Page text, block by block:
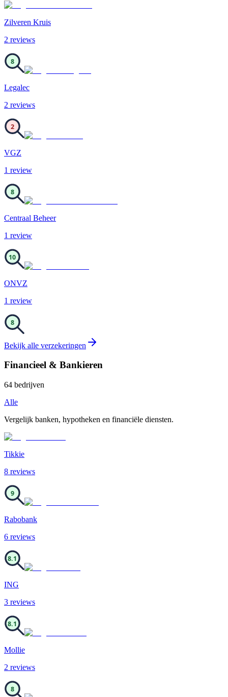
Zilveren Kruis
2 reviews
8
Legalec
2 reviews
2
VGZ
1 review
8
Centraal Beheer
1 review
10
ONVZ
1 review
8
Bekijk alle verzekeringen
Financieel & Bankieren
64 bedrijven
Alle
Vergelijk banken, hypotheken en financiële diensten.
Tikkie
8 reviews
9
Rabobank
6 reviews
8.1
ING
3 reviews
8.1
Mollie
2 reviews
8